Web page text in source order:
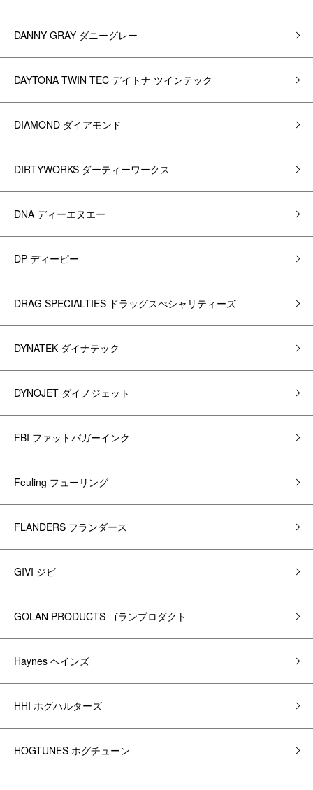
DANNY GRAY ダニーグレー
DAYTONA TWIN TEC デイトナ ツインテック
DIAMOND ダイアモンド
DIRTYWORKS ダーティーワークス
DNA ディーエヌエー
DP ディーピー
DRAG SPECIALTIES ドラッグスぺシャリティーズ
DYNATEK ダイナテック
DYNOJET ダイノジェット
FBI ファットバガーインク
Feuling フューリング
FLANDERS フランダース
GIVI ジビ
GOLAN PRODUCTS ゴランプロダクト
Haynes ヘインズ
HHI ホグハルターズ
HOGTUNES ホグチューン